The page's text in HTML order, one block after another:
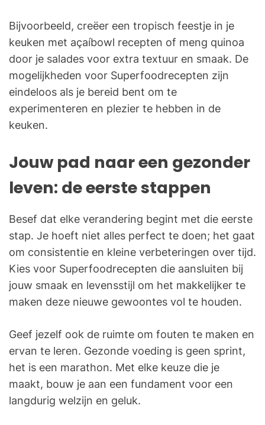
Bijvoorbeeld, creëer een tropisch feestje in je
keuken met açaíbowl recepten of meng quinoa
door je salades voor extra textuur en smaak. De
mogelijkheden voor Superfoodrecepten zijn
eindeloos als je bereid bent om te
experimenteren en plezier te hebben in de
keuken.
Jouw pad naar een gezonder
leven: de eerste stappen
Besef dat elke verandering begint met die eerste
stap. Je hoeft niet alles perfect te doen; het gaat
om consistentie en kleine verbeteringen over tijd.
Kies voor Superfoodrecepten die aansluiten bij
jouw smaak en levensstijl om het makkelijker te
maken deze nieuwe gewoontes vol te houden.
Geef jezelf ook de ruimte om fouten te maken en
ervan te leren. Gezonde voeding is geen sprint,
het is een marathon. Met elke keuze die je
maakt, bouw je aan een fundament voor een
langdurig welzijn en geluk.